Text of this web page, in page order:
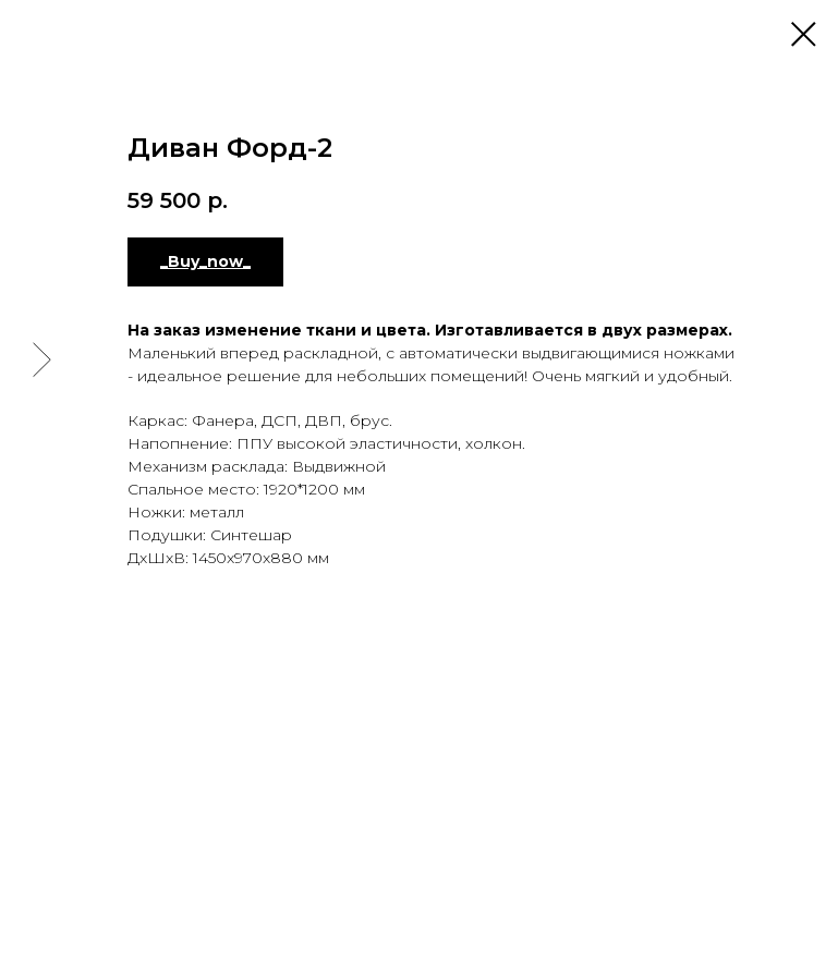
Диван Форд-2
59 500 р.
_Buy_now_
На заказ изменение ткани и цвета. Изготавливается в двух размерах.
Маленький вперед раскладной, с автоматически выдвигающимися ножками
- идеальное решение для небольших помещений! Очень мягкий и удобный.
Каркас: Фанера, ДСП, ДВП, брус.
Напопнение: ППУ высокой эластичности, холкон.
Механизм расклада: Выдвижной
Спальное место: 1920*1200 мм
Ножки: металл
Подушки: Синтешар
ДxШxВ: 1450x970x880 мм